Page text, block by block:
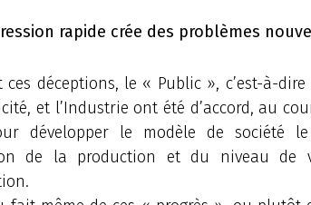
rapide crée des problèmes
ces déceptions, le « Public », c’est-à-
et l’Industrie ont été d’accord, au
développer le modèle de société
de la production et du niveau de